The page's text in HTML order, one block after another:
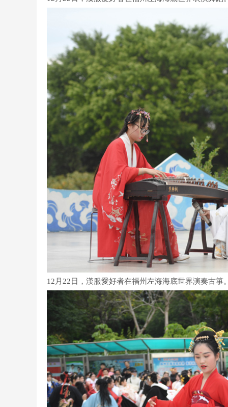
12月22日，漢服愛好者在福州左海海底世界演奏古箏